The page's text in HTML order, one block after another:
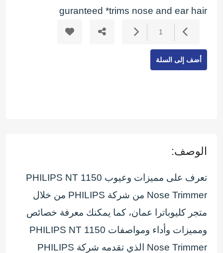
guranteed *trims nose and ear hair
1
أضف إلى السلة
الوصف:
تعرف على مميزات وعيوب PHILIPS NT 1150
Nose Trimmer من شركة PHILIPS من خلال
متجر كليوباترا عمان، كما يمكنك معرفة خصائص
ومميزات وأداء ومواصفات PHILIPS NT 1150
Nose Trimmer الذي تقدمه شركة PHILIPS